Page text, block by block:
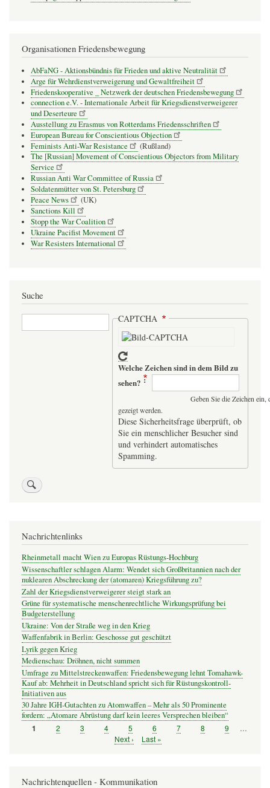
Organisationen Friedensbewegung
AbFaNG - Aktionsbündnis für Frieden und aktive Neutralität
Arge für Wehrdienstverweigerung und Gewaltfreiheit
Friedenskooperative _ Netzwerk der deutschen Friedensbewegung
connection e.V. - Inter­na­tio­nale Arbeit für Kriegs­dienst­ver­wei­gerer
und Deser­teure
Ausstellung zu Erasmus von Rotterdams Friedensschriften
European Bureau for Conscientious Objection
Feminists Anti-War Resistance
(Rußland)
The [Russian] Movement of Conscientious Objectors from Military
Service
Russian Anti War Committee of Russia
Soldatenmütter von St. Petersburg
Peace News
(UK)
Sanctions Kill
Stopp the War Coalition
Ukraine Pacifist Movement
War Resisters International
Suche
Suche CAPTCHA
Welche Zeichen sind in dem Bild zu
sehen?
Geben Sie die Zeichen
gezeigt werden.
Diese Sicherheitsfrage überprüft, ob
Sie ein menschlicher Besucher sind
und verhindert automatisches
Spamming.
Nachrichtenlinks
Rheinmetall macht Wien zu Europas Rüstungs-Hochburg
Wissenschaftler schlagen Alarm: Wendet sich Großbritannien nach der
nuklearen Abschreckung der (atomaren) Kriegsführung zu?
Zahl der Kriegsdienstverweigerer steigt stark an
Grüne für systematische menschenrechtliche Wirkungsprüfung bei
Budgeterstellung
Ukraine: Von der Straße weg in den Krieg
Waffenfabrik in Berlin: Geschosse gut geschützt
Lyrik gegen Krieg
Medienschau: Dröhnen, nicht summen
Umfrage zu Mittelstreckenwaffen: Friedensbewegung lehnt Tomahawk-
Kauf ab: Mehrheit in Deutschland spricht sich für Rüstungskontroll-
Initiativen aus
30 Jahre IGH-Gutachten zu Atomwaffen – Mehr als 50 Prominente
fordern: „Atomare Abrüstung darf kein leeres Versprechen bleiben“
Seitennummerierung
Seite
1 Seite
2 Seite
3 Seite
4 Seite
5 Seite
6 Seite
7 Seite
8 Seite
9
…
Nächste
Next ›
Letzte
Last »
Nachrichtenquellen - Kommunikation